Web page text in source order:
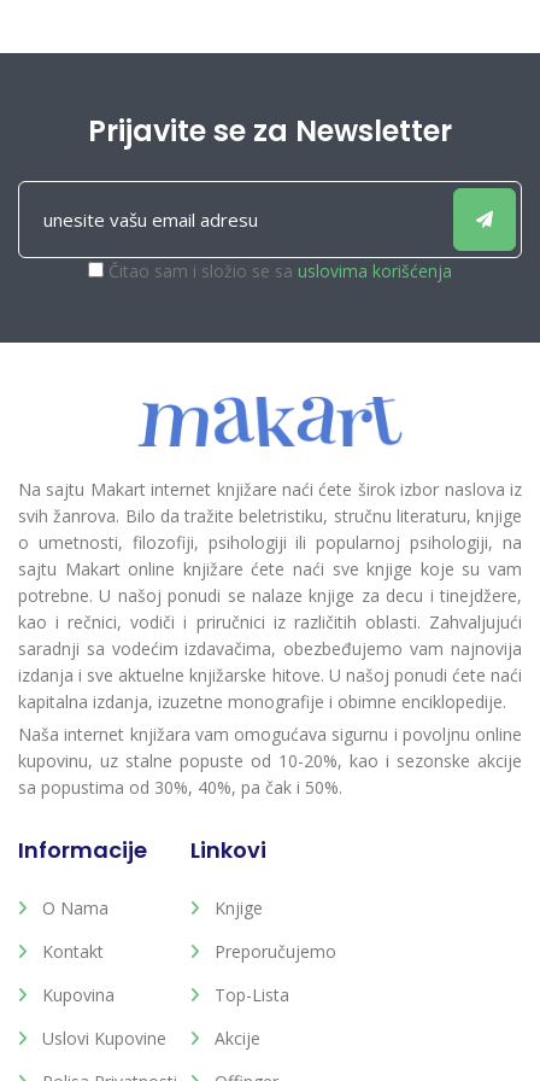
Prijavite se za Newsletter
Čitao sam i složio se sa uslovima korišćenja
Na sajtu Makart internet knjižare naći ćete širok izbor naslova iz
svih žanrova. Bilo da tražite beletristiku, stručnu literaturu, knjige
o umetnosti, filozofiji, psihologiji ili popularnoj psihologiji, na
sajtu Makart online knjižare ćete naći sve knjige koje su vam
potrebne. U našoj ponudi se nalaze knjige za decu i tinejdžere,
kao i rečnici, vodiči i priručnici iz različitih oblasti. Zahvaljujući
saradnji sa vodećim izdavačima, obezbeđujemo vam najnovija
izdanja i sve aktuelne knjižarske hitove. U našoj ponudi ćete naći
kapitalna izdanja, izuzetne monografije i obimne enciklopedije.
Naša internet knjižara vam omogućava sigurnu i povoljnu online
kupovinu, uz stalne popuste od 10-20%, kao i sezonske akcije
sa popustima od 30%, 40%, pa čak i 50%.
Informacije
O Nama
Kontakt
Kupovina
Uslovi Kupovine
Linkovi
Knjige
Preporučujemo
Top-Lista
Akcije